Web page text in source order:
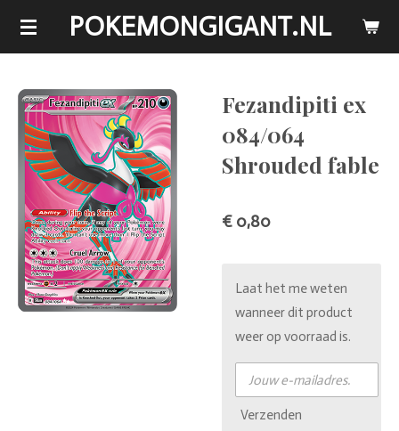
Ga
de
hoofdinhoud
POKEMONGIGANT.NL
Fezandipiti ex
084/064
Shrouded fable
€ 0,80
Laat het me weten
wanneer dit product
weer op voorraad is.
Verzenden